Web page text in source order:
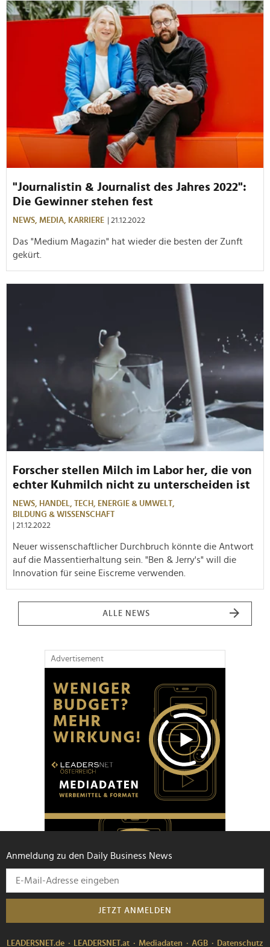
"Journalistin & Journalist des Jahres 2022":
Die Gewinner stehen fest
NEWS, MEDIA, KARRIERE | 21.12.2022
Das "Medium Magazin" hat wieder die besten der Zunft
gekürt.
Forscher stellen Milch im Labor her, die von
echter Kuhmilch nicht zu unterscheiden ist
NEWS, HANDEL, TECH, ENERGIE & UMWELT,
BILDUNG & WISSENSCHAFT
| 21.12.2022
Neuer wissenschaftlicher Durchbruch könnte die Antwort
auf die Massentierhaltung sein. "Ben & Jerry's" will die
Innovation für seine Eiscreme verwenden.
ALLE NEWS
Advertisement
Anmeldung zu den Daily Business News
JETZT ANMELDEN
LEADERSNET.de LEADERSNET.at Mediadaten AGB Datenschutz